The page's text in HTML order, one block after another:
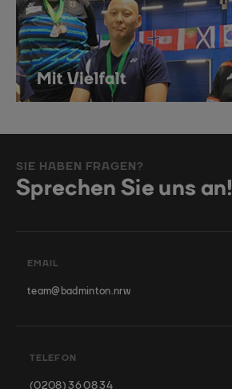
SIE HABEN FRAGEN?
Sprechen Sie uns an!
EMAIL
team@badminton.nrw
TELEFON
(0208) 36 08 34